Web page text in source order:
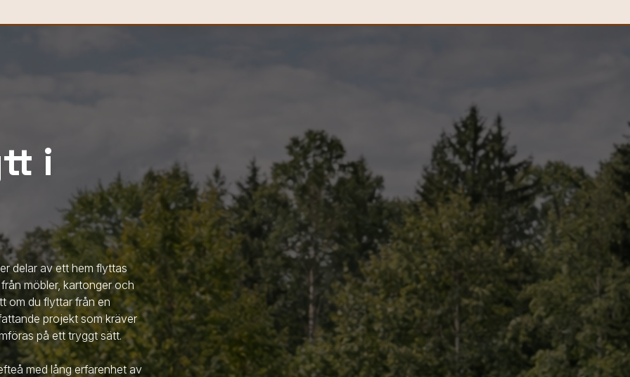
i
delar av ett hem flyttas
möbler, kartonger och
om du flyttar från en
projekt som kräver
på ett tryggt sätt.
med lång erfarenhet av